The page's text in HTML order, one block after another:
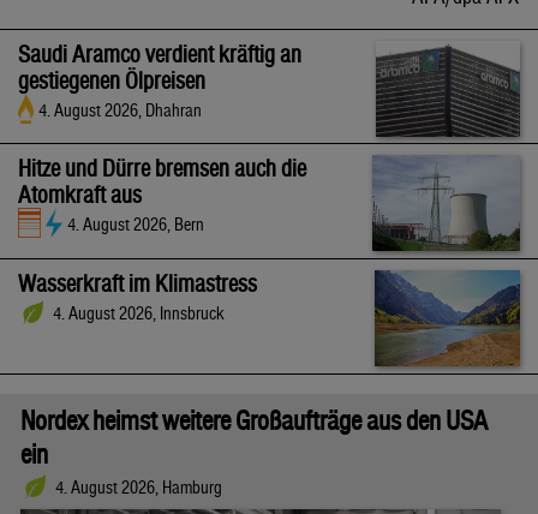
Saudi Aramco verdient kräftig an
gestiegenen Ölpreisen
4. August 2026, Dhahran
Hitze und Dürre bremsen auch die
Atomkraft aus
4. August 2026, Bern
Wasserkraft im Klimastress
4. August 2026, Innsbruck
Nordex heimst weitere Großaufträge aus den USA
ein
4. August 2026, Hamburg